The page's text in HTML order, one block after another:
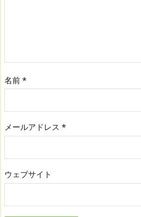
名前*
メールアドレス *
ウェブサイト